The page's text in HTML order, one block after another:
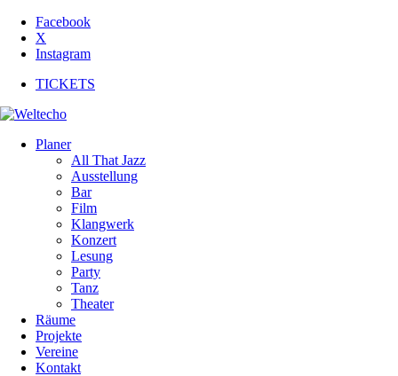
Facebook
X
Instagram
TICKETS
Planer
All That Jazz
Ausstellung
Bar
Film
Klangwerk
Konzert
Lesung
Party
Tanz
Theater
Räume
Projekte
Vereine
Kontakt